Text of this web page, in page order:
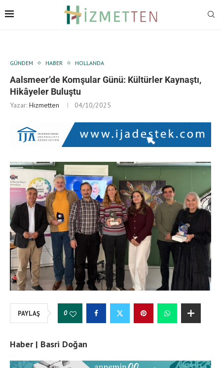
GÜNDEM HABER HOLLANDA
Aalsmeer’de Komşular Günü: Kültürler Kaynaştı,
Hikâyeler Buluştu
Yazar: Hizmetten 04/10/2025
PAYLAŞ 0
Haber | Basri Doğan